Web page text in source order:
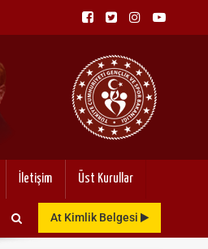
İletişim Üst Kurullar
At Kimlik Belgesi